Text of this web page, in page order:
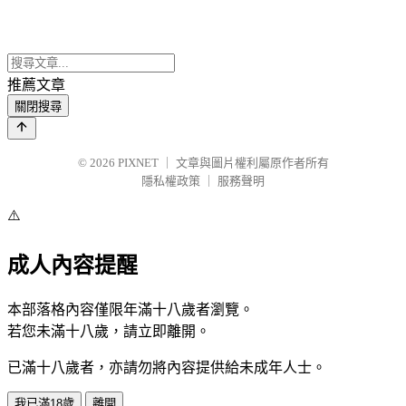
推薦文章
關閉搜尋
© 2026 PIXNET
文章與圖片權利屬原作者所有
隱私權政策
服務聲明
⚠️
成人內容提醒
本部落格內容僅限年滿十八歲者瀏覽。
若您未滿十八歲，請立即離開。
已滿十八歲者，亦請勿將內容提供給未成年人士。
我已滿18歲 離開